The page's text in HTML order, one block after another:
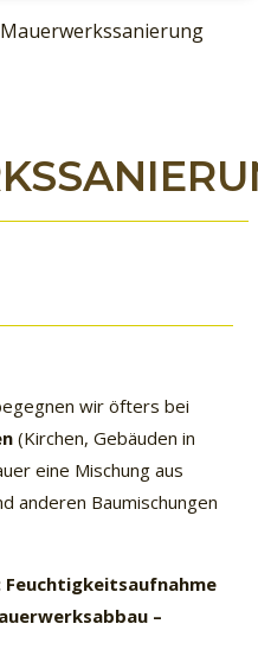
wir öfters bei
(Kirchen, Gebäuden in
eine Mischung aus
anderen Baumischungen
Feuchtigkeitsaufnahme
–